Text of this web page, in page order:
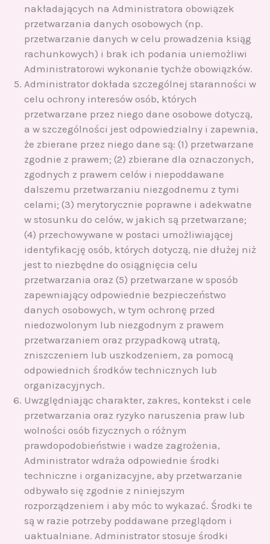
nakładających na Administratora obowiązek
przetwarzania danych osobowych (np.
przetwarzanie danych w celu prowadzenia ksiąg
rachunkowych) i brak ich podania uniemożliwi
Administratorowi wykonanie tychże obowiązków.
Administrator dokłada szczególnej staranności w
celu ochrony interesów osób, których
przetwarzane przez niego dane osobowe dotyczą,
a w szczególności jest odpowiedzialny i zapewnia,
że zbierane przez niego dane są: (1) przetwarzane
zgodnie z prawem; (2) zbierane dla oznaczonych,
zgodnych z prawem celów i niepoddawane
dalszemu przetwarzaniu niezgodnemu z tymi
celami; (3) merytorycznie poprawne i adekwatne
w stosunku do celów, w jakich są przetwarzane;
(4) przechowywane w postaci umożliwiającej
identyfikację osób, których dotyczą, nie dłużej niż
jest to niezbędne do osiągnięcia celu
przetwarzania oraz (5) przetwarzane w sposób
zapewniający odpowiednie bezpieczeństwo
danych osobowych, w tym ochronę przed
niedozwolonym lub niezgodnym z prawem
przetwarzaniem oraz przypadkową utratą,
zniszczeniem lub uszkodzeniem, za pomocą
odpowiednich środków technicznych lub
organizacyjnych.
Uwzględniając charakter, zakres, kontekst i cele
przetwarzania oraz ryzyko naruszenia praw lub
wolności osób fizycznych o różnym
prawdopodobieństwie i wadze zagrożenia,
Administrator wdraża odpowiednie środki
techniczne i organizacyjne, aby przetwarzanie
odbywało się zgodnie z niniejszym
rozporządzeniem i aby móc to wykazać. Środki te
są w razie potrzeby poddawane przeglądom i
uaktualniane. Administrator stosuje środki